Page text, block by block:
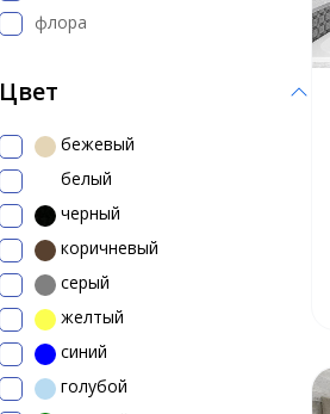
флора
Цвет
бежевый
белый
черный
коричневый
серый
желтый
синий
голубой